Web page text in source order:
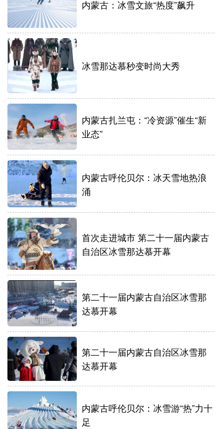
内蒙古：冰雪文旅“热度”飙升
冰雪那达慕秒变时尚大秀
内蒙古扎兰屯：“冷资源”催生“新
业态”
内蒙古呼伦贝尔：冰天雪地热浪
涌
首次走进城市 第二十一届内蒙古
自治区冰雪那达慕开幕
第二十一届内蒙古自治区冰雪那
达慕开幕
第二十一届内蒙古自治区冰雪那
达慕开幕
内蒙古呼伦贝尔：冰雪游“热”力十
足